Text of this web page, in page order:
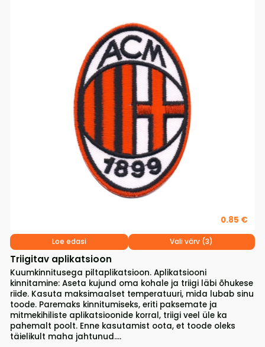
Triigitav aplikatsioon
Kuumkinnitusega piltaplikatsioon. Aplikatsiooni
kinnitamine: Aseta kujund oma kohale ja triigi läbi õhukese
riide. Kasuta maksimaalset temperatuuri, mida lubab sinu
toode. Paremaks kinnitumiseks, eriti paksemate ja
mitmekihiliste aplikatsioonide korral, triigi veel üle ka
pahemalt poolt. Enne kasutamist oota, et toode oleks
täielikult maha jahtunud....
0.85 €
Loe edasi Vali värv (3)